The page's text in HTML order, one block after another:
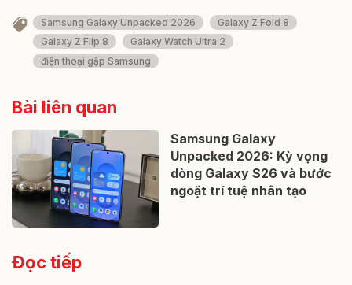
Samsung Galaxy Unpacked 2026
Galaxy Z Fold 8
Galaxy Z Flip 8
Galaxy Watch Ultra 2
điện thoại gập Samsung
Bài liên quan
Samsung Galaxy
Unpacked 2026: Kỳ vọng
dòng Galaxy S26 và bước
ngoặt trí tuệ nhân tạo
Đọc tiếp